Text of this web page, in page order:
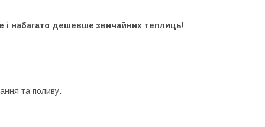
і набагато дешевше звичайних теплиць!
та поливу.